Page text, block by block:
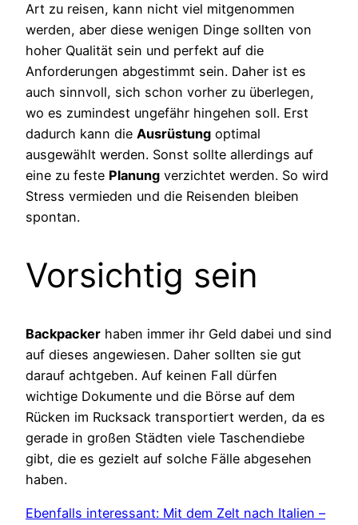
Art zu reisen, kann nicht viel mitgenommen
werden, aber diese wenigen Dinge sollten von
hoher Qualität sein und perfekt auf die
Anforderungen abgestimmt sein. Daher ist es
auch sinnvoll, sich schon vorher zu überlegen,
wo es zumindest ungefähr hingehen soll. Erst
dadurch kann die Ausrüstung optimal
ausgewählt werden. Sonst sollte allerdings auf
eine zu feste Planung verzichtet werden. So wird
Stress vermieden und die Reisenden bleiben
spontan.
Vorsichtig sein
Backpacker haben immer ihr Geld dabei und sind
auf dieses angewiesen. Daher sollten sie gut
darauf achtgeben. Auf keinen Fall dürfen
wichtige Dokumente und die Börse auf dem
Rücken im Rucksack transportiert werden, da es
gerade in großen Städten viele Taschendiebe
gibt, die es gezielt auf solche Fälle abgesehen
haben.
Ebenfalls interessant: Mit dem Zelt nach Italien –